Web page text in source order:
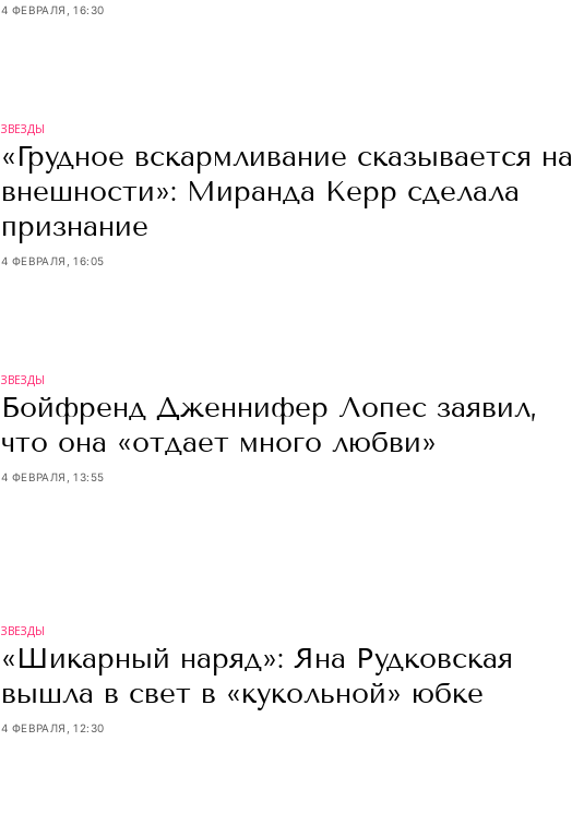
4 ФЕВРАЛЯ, 16:30
ЗВЕЗДЫ
«Грудное вскармливание сказывается на
внешности»: Миранда Керр сделала
признание
4 ФЕВРАЛЯ, 16:05
ЗВЕЗДЫ
Бойфренд Дженнифер Лопес заявил,
что она «отдает много любви»
4 ФЕВРАЛЯ, 13:55
ЗВЕЗДЫ
«Шикарный наряд»: Яна Рудковская
вышла в свет в «кукольной» юбке
4 ФЕВРАЛЯ, 12:30